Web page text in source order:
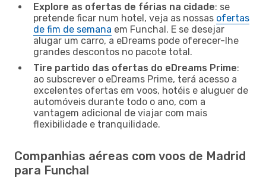
Explore as ofertas de férias na cidade: se
pretende ficar num hotel, veja as nossas ofertas
de fim de semana em Funchal. E se desejar
alugar um carro, a eDreams pode oferecer-lhe
grandes descontos no pacote total.
Tire partido das ofertas do eDreams Prime:
ao subscrever o eDreams Prime, terá acesso a
excelentes ofertas em voos, hotéis e aluguer de
automóveis durante todo o ano, com a
vantagem adicional de viajar com mais
flexibilidade e tranquilidade.
Companhias aéreas com voos de Madrid
para Funchal